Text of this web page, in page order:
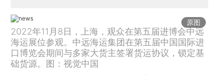
原图
2022年11月8日，上海，观众在第五届进博会中远
海运展位参观。中远海运集团在第五届中国国际进
口博览会期间与多家大货主签署货运协议，锁定基
础货源。图：视觉中国